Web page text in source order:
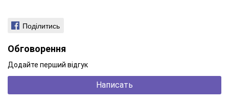
Поділитись
Обговорення
Додайте перший відгук
Написать